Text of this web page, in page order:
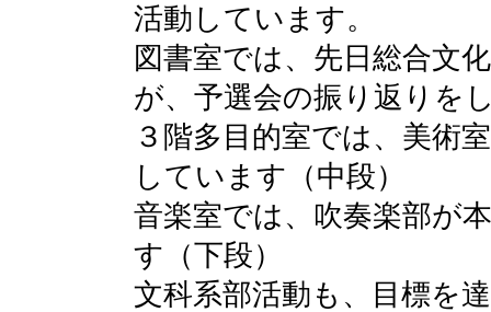
活動しています。
図書室では、先日総合文
が、予選会の振り返りを
３階多目的室では、美術
しています（中段）
音楽室では、吹奏楽部が
す（下段）
文科系部活動も、目標を